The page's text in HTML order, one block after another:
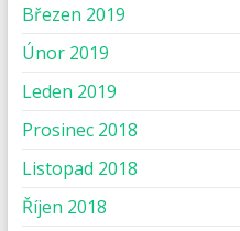
Březen 2019
Únor 2019
Leden 2019
Prosinec 2018
Listopad 2018
Říjen 2018